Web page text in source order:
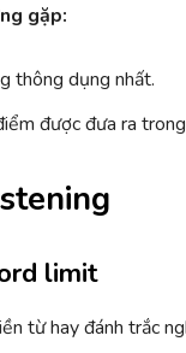
gặp:
thông dụng nhất.
được đưa ra
limit
từ hay đánh trắc